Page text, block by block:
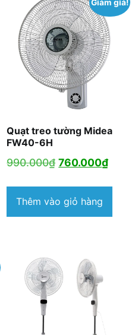
Giảm giá!
Quạt treo tường Midea
FW40-6H
990.000₫ Giá
là:
990.000₫.
760.000₫Giá
là:
Thêm vào giỏ hàng